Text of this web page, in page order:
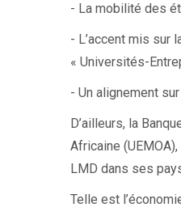
- La mobilité des
- L’accent mis sur
« Universités-
- Un alignement
D’ailleurs, la
Africaine
LMD dans ses
Telle est